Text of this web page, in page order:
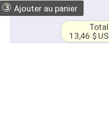
③ Ajouter au panier
Total
13,46 $ US